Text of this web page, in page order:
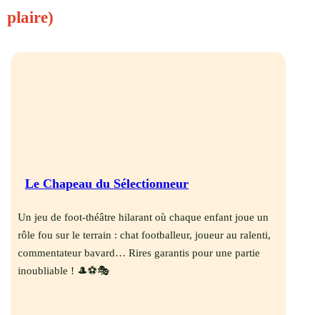
plaire)
Le Chapeau du Sélectionneur
Un jeu de foot-théâtre hilarant où chaque enfant joue un
rôle fou sur le terrain : chat footballeur, joueur au ralenti,
commentateur bavard… Rires garantis pour une partie
inoubliable ! 🎩⚽🎭